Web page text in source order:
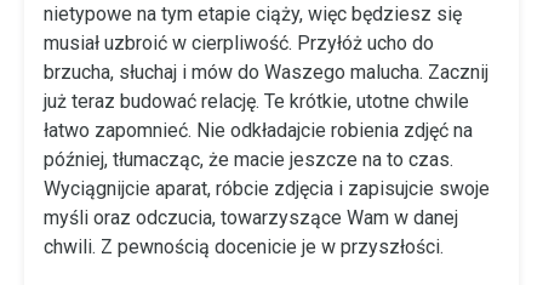
nietypowe na tym etapie ciąży, więc będziesz się
musiał uzbroić w cierpliwość. Przyłóż ucho do
brzucha, słuchaj i mów do Waszego malucha. Zacznij
już teraz budować relację. Te krótkie, utotne chwile
łatwo zapomnieć. Nie odkładajcie robienia zdjęć na
później, tłumacząc, że macie jeszcze na to czas.
Wyciągnijcie aparat, róbcie zdjęcia i zapisujcie swoje
myśli oraz odczucia, towarzyszące Wam w danej
chwili. Z pewnością docenicie je w przyszłości.